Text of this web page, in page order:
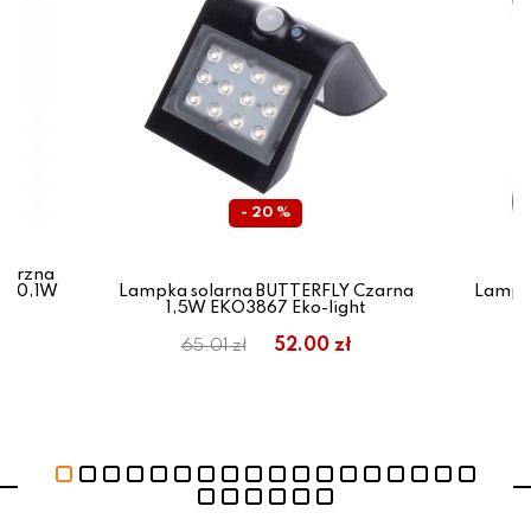
0,1W
- 20 %
Lampka solarna BUTTERFLY Czarna
1,5W EKO3867 Eko-light
65.01 zł 52.00 zł